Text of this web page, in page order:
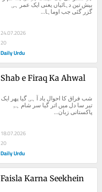
گزر گئی جب اوماہا...
24.07.2026
20
Daily Urdu
Shab e Firaq Ka Ahwal
تیر سا دل میں اتر گیا سر شام ہم
پاکستانی زبان...
18.07.2026
20
Daily Urdu
Faisla Karna Seekhein